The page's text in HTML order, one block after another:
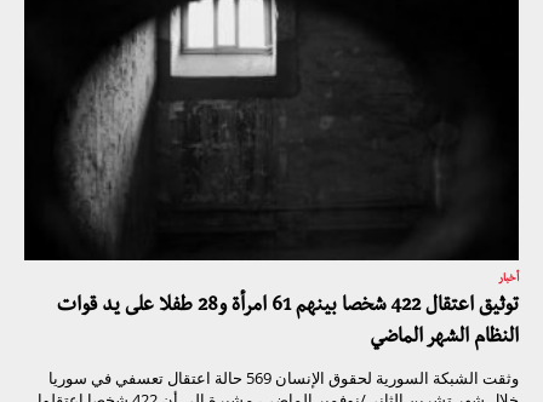
أخبار
توثيق اعتقال 422 شخصا بينهم 61 امرأة و28 طفلا على يد قوات
النظام الشهر الماضي
وثقت الشبكة السورية لحقوق الإنسان 569 حالة اعتقال تعسفي في سوريا